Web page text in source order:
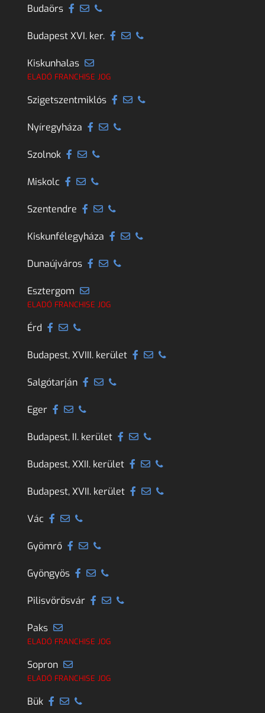
Budaörs
Budapest XVI. ker.
Kiskunhalas
ELADÓ FRANCHISE JOG
Szigetszentmiklós
Nyíregyháza
Szolnok
Miskolc
Szentendre
Kiskunfélegyháza
Dunaújváros
Esztergom
ELADÓ FRANCHISE JOG
Érd
Budapest, XVIII. kerület
Salgótarján
Eger
Budapest, II. kerület
Budapest, XXII. kerület
Budapest, XVII. kerület
Vác
Gyömrő
Gyöngyös
Pilisvörösvár
Paks
ELADÓ FRANCHISE JOG
Sopron
ELADÓ FRANCHISE JOG
Bük